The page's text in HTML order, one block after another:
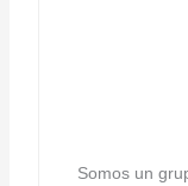
Somos un